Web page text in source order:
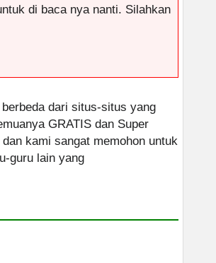
di baca nya nanti. Silahkan
dari situs-situs yang
GRATIS dan Super
kami sangat memohon untuk
guru lain yang